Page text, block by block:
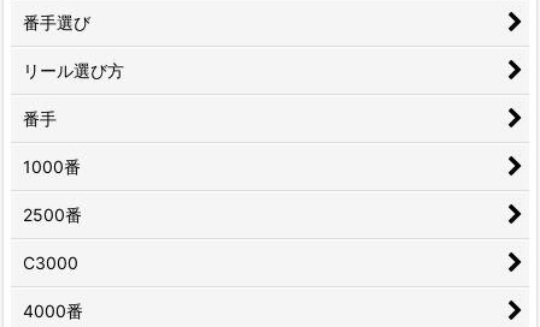
番手選び
リール選び方
番手
1000番
2500番
C3000
4000番